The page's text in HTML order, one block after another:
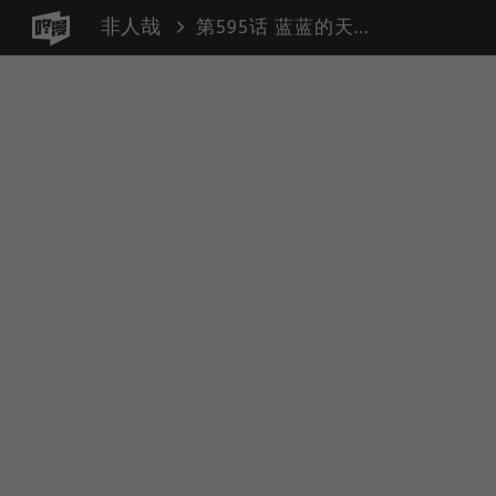
非人哉 第595话 蓝蓝的天空银河里，有片多功能大白云。